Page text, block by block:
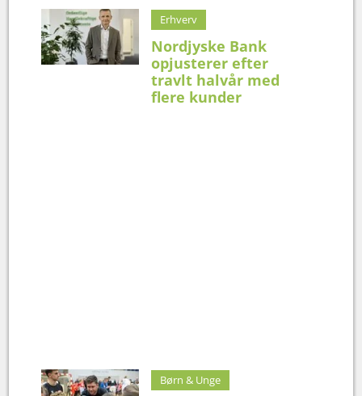
Erhverv
Nordjyske Bank
opjusterer efter
travlt halvår med
flere kunder
Børn & Unge